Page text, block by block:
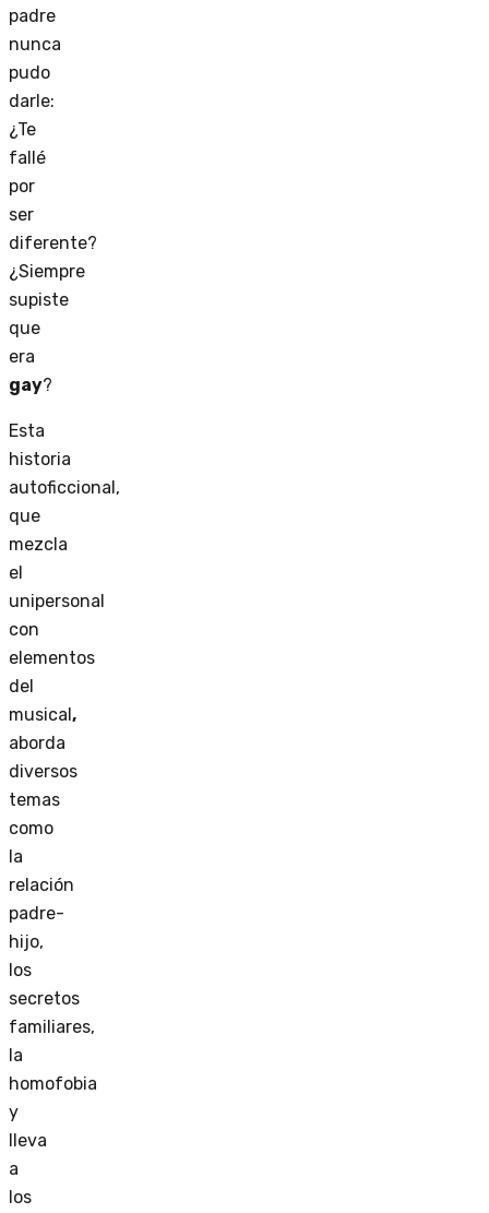
padre
nunca
pudo
darle:
¿Te
fallé
por
ser
diferente?
¿Siempre
supiste
que
era
gay?
Esta
historia
autoficcional,
que
mezcla
el
unipersonal
con
elementos
del
musical ,
aborda
diversos
temas
como
la
relación
padre-
hijo,
los
secretos
familiares,
la
homofobia
y
lleva
a
los